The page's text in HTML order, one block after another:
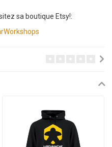
sa boutique Etsy!: